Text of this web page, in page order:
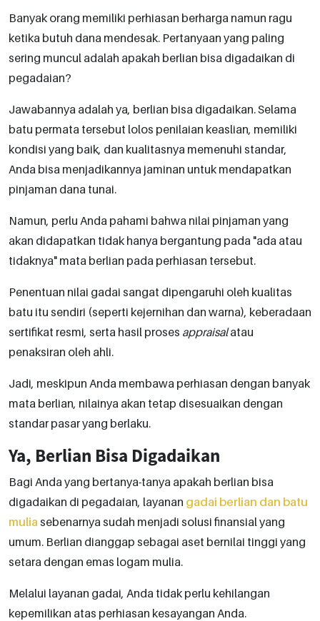
Banyak orang memiliki perhiasan berharga namun ragu
ketika butuh dana mendesak. Pertanyaan yang paling
sering muncul adalah apakah berlian bisa digadaikan di
pegadaian?
Jawabannya adalah ya, berlian bisa digadaikan. Selama
batu permata tersebut lolos penilaian keaslian, memiliki
kondisi yang baik, dan kualitasnya memenuhi standar,
Anda bisa menjadikannya jaminan untuk mendapatkan
pinjaman dana tunai.
Namun, perlu Anda pahami bahwa nilai pinjaman yang
akan didapatkan tidak hanya bergantung pada "ada atau
tidaknya" mata berlian pada perhiasan tersebut.
Penentuan nilai gadai sangat dipengaruhi oleh kualitas
batu itu sendiri (seperti kejernihan dan warna), keberadaan
sertifikat resmi, serta hasil proses appraisalatau
penaksiran oleh ahli.
Jadi, meskipun Anda membawa perhiasan dengan banyak
mata berlian, nilainya akan tetap disesuaikan dengan
standar pasar yang berlaku.
Ya, Berlian Bisa Digadaikan
Bagi Anda yang bertanya-tanya apakah berlian bisa
digadaikan di pegadaian, layanan gadai berlian dan batu
mulia sebenarnya sudah menjadi solusi finansial yang
umum. Berlian dianggap sebagai aset bernilai tinggi yang
setara dengan emas logam mulia.
Melalui layanan gadai, Anda tidak perlu kehilangan
kepemilikan atas perhiasan kesayangan Anda.